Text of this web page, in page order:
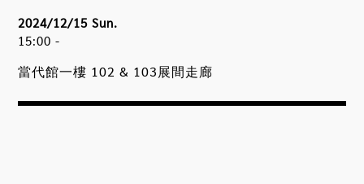
當代館一樓 102 & 103展間走廊
2024/12/15 Sun.
15:00 -